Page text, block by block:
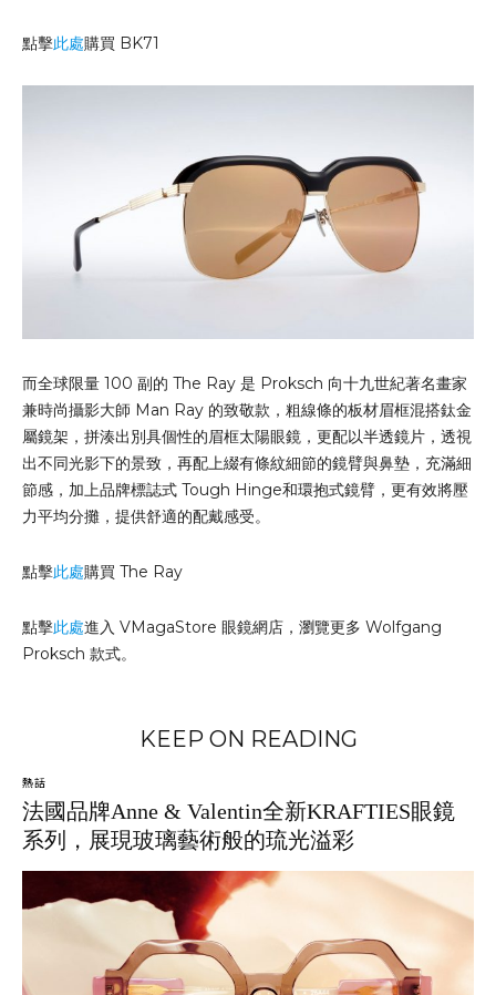
點擊此處購買 BK71
而全球限量 100 副的 The Ray 是 Proksch 向十九世紀著名畫家
兼時尚攝影大師 Man Ray 的致敬款，粗線條的板材眉框混搭鈦金
屬鏡架，拼湊出別具個性的眉框太陽眼鏡，更配以半透鏡片，透視
出不同光影下的景致，再配上綴有條紋細節的鏡臂與鼻墊，充滿細
節感，加上品牌標誌式 Tough Hinge和環抱式鏡臂，更有效將壓
力平均分攤，提供舒適的配戴感受。
點擊此處購買 The Ray
點擊此處進入 VMagaStore 眼鏡網店，瀏覽更多 Wolfgang
Proksch 款式。
KEEP ON READING
熱話
法國品牌Anne & Valentin全新KRAFTIES眼鏡
系列，展現玻璃藝術般的琉光溢彩